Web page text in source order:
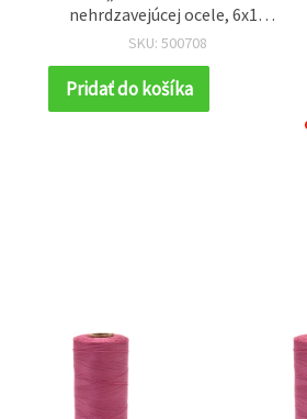
nehrdzavejúcej ocele, 6x12
mm, balenie 10 ks na
SKU: 500708
Pridať do košíka